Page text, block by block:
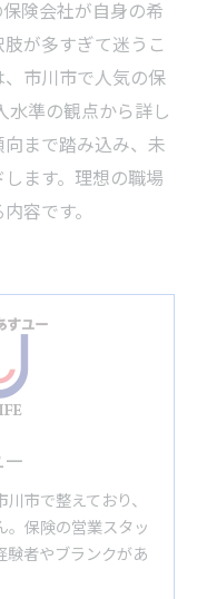
険会社が自身の希
が多すぎて迷うこ
市川市で人気の保
水準の観点から詳し
まで踏み込み、未
ます。理想の職場
容です。
市で整えており、
。保険の営業スタッ
験者やブランクがあ